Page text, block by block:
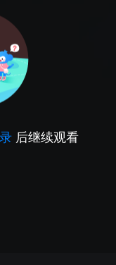
后继续观看